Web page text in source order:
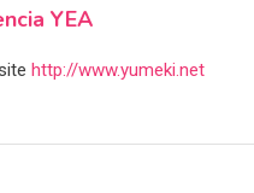
YEA
http://www.yumeki.net